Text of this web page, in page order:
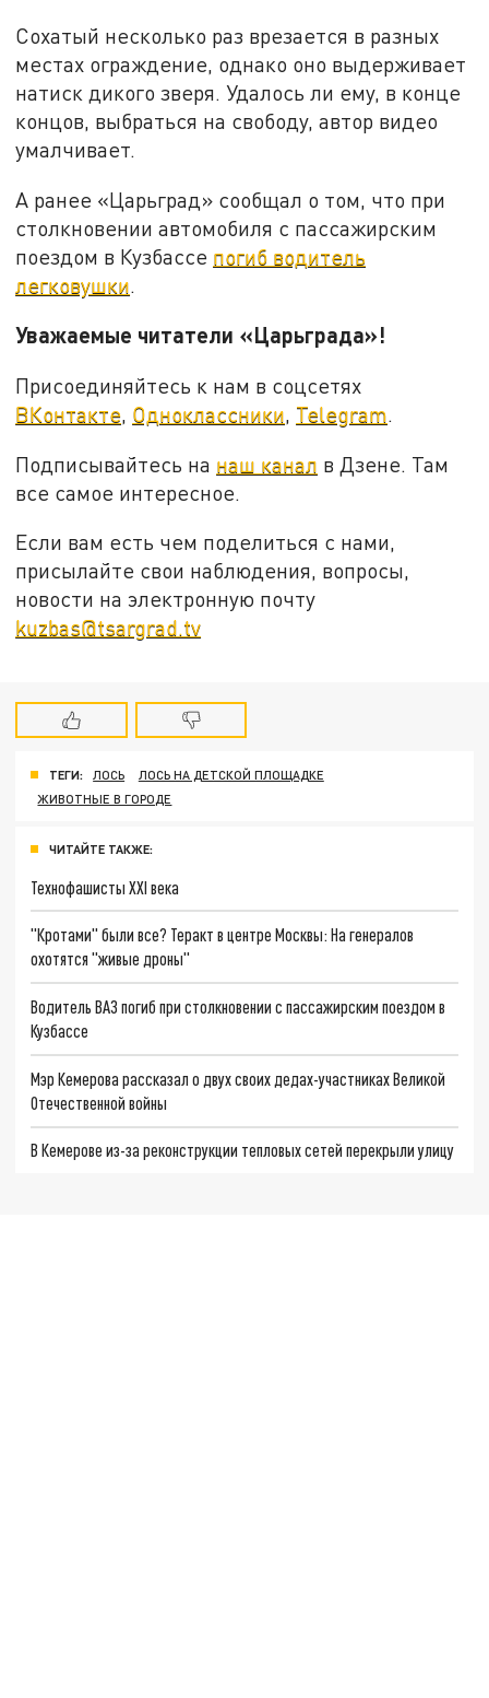
Сохатый несколько раз врезается в разных
местах ограждение, однако оно выдерживает
натиск дикого зверя. Удалось ли ему, в конце
концов, выбраться на свободу, автор видео
умалчивает.
А ранее «Царьград» сообщал о том, что при
столкновении автомобиля с пассажирским
поездом в Кузбассе погиб водитель
легковушки
Уважаемые читатели «Царьграда»!
Присоединяйтесь к нам в соцсетях
ВКонтакте, Одноклассники, Telegram.
Подписывайтесь на наш канал в Дзене. Там
все самое интересное.
Если вам есть чем поделиться с нами,
присылайте свои наблюдения, вопросы,
новости на электронную почту
kuzbas@tsargrad.tv
ТЕГИ: ЛОСЬ
ЛОСЬ НА ДЕТСКОЙ ПЛОЩАДКЕ
ЖИВОТНЫЕ В ГОРОДЕ
ЧИТАЙТЕ ТАКЖЕ:
Технофашисты XXI века
"Кротами" были все? Теракт в центре Москвы: На генералов
охотятся "живые дроны"
Водитель ВАЗ погиб при столкновении с пассажирским поездом в
Кузбассе
Мэр Кемерова рассказал о двух своих дедах-участниках Великой
Отечественной войны
В Кемерове из-за реконструкции тепловых сетей перекрыли улицу